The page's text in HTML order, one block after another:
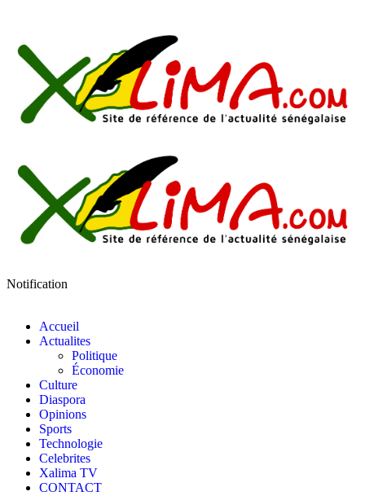
Notification
Accueil
Actualites
Politique
Économie
Culture
Diaspora
Opinions
Sports
Technologie
Celebrites
Xalima TV
CONTACT